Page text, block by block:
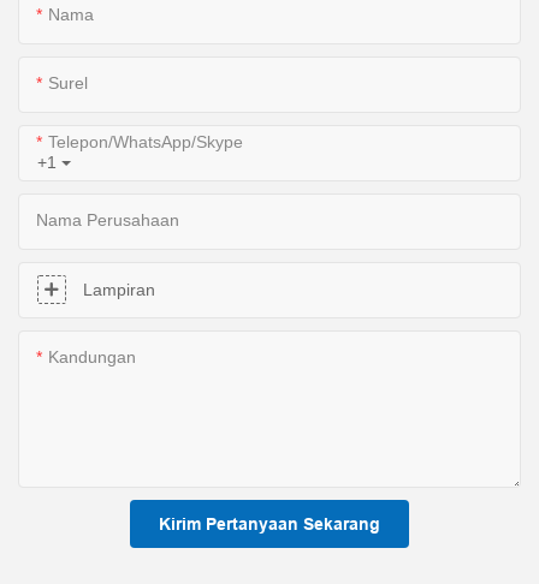
Nama
Surel
+1
Telepon/WhatsApp/Skype
Nama Perusahaan
Lampiran
Kandungan
Kirim Pertanyaan Sekarang